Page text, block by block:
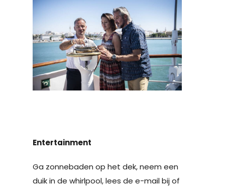
Entertainment
Ga zonnebaden op het dek, neem een
duik in de whirlpool, lees de e-mail bij of